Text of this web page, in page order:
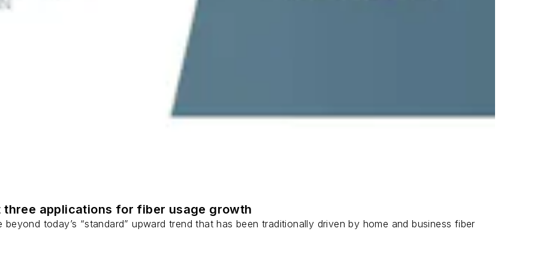
applications for fiber usage growth
today’s “standard” upward trend that has been traditionally driven by home and business fiber